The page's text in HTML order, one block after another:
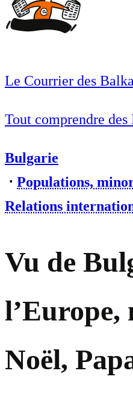
Le Courrier des
Tout comprendre des
Bulgarie
⋅ Populations,
Relations
Vu de
l’Europe,
Noël,